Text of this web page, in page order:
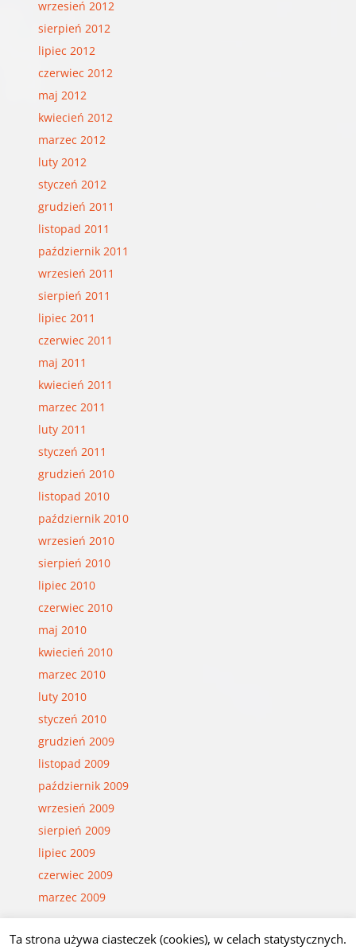
wrzesień 2012
sierpień 2012
lipiec 2012
czerwiec 2012
maj 2012
kwiecień 2012
marzec 2012
luty 2012
styczeń 2012
grudzień 2011
listopad 2011
październik 2011
wrzesień 2011
sierpień 2011
lipiec 2011
czerwiec 2011
maj 2011
kwiecień 2011
marzec 2011
luty 2011
styczeń 2011
grudzień 2010
listopad 2010
październik 2010
wrzesień 2010
sierpień 2010
lipiec 2010
czerwiec 2010
maj 2010
kwiecień 2010
marzec 2010
luty 2010
styczeń 2010
grudzień 2009
listopad 2009
październik 2009
wrzesień 2009
sierpień 2009
lipiec 2009
czerwiec 2009
marzec 2009
Ta strona używa ciasteczek (cookies), w celach statystycznych.